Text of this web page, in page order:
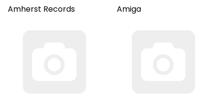
Amherst Records Amiga